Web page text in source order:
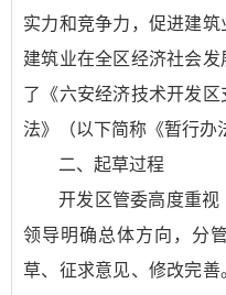
实力和竞争力，促进建
建筑业在全区经济社会
了《六安经济技术开发
法》（以下简称《暂行办
二、起草过程
开发区管委高度重
领导明确总体方向，分
草、征求意见、修改完